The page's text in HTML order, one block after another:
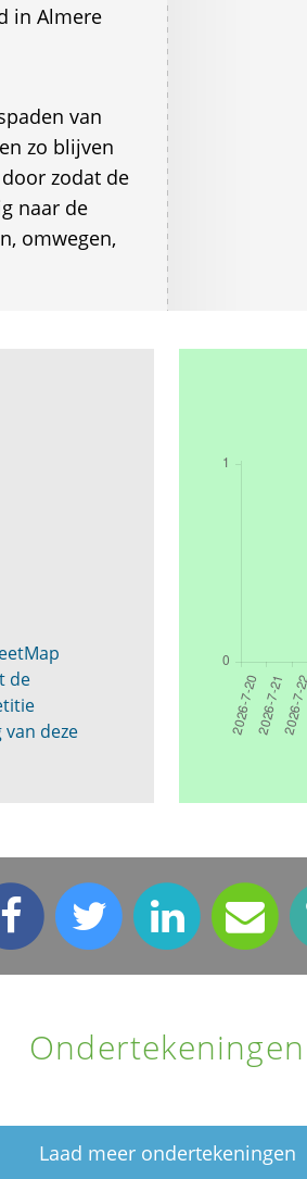
in Almere
van
zo blijven
door zodat de
naar de
omwegen,
de
deze
Ondertekeningen
Laad meer ondertekeningen